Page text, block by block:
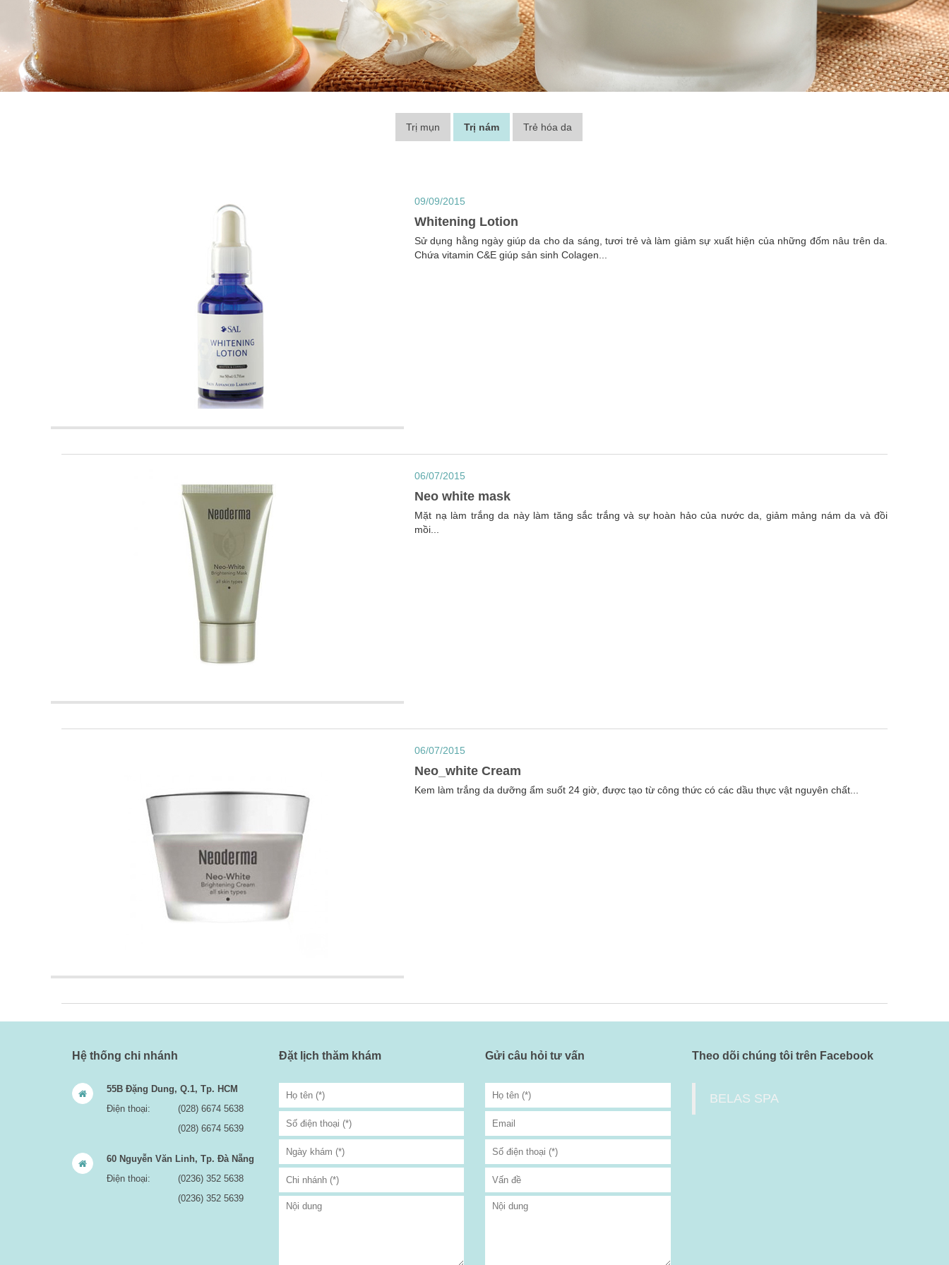
Trị mụn Trị nám Trẻ hóa da
09/09/2015
Whitening Lotion
Sử dụng hằng ngày giúp da cho da sáng, tươi trẻ và làm giảm sự xuất hiện của những đốm nâu trên da.
Chứa vitamin C&E giúp sản sinh Colagen...
06/07/2015
Neo white mask
Mặt nạ làm trắng da này làm tăng sắc trắng và sự hoàn hảo của nước da, giảm mảng nám da và đồi
mồi...
06/07/2015
Neo_white Cream
Kem làm trắng da dưỡng ẩm suốt 24 giờ, được tạo từ công thức có các dầu thực vật nguyên chất...
Hệ thống chi nhánh
55B Đặng Dung, Q.1, Tp. HCM
Điện thoại:
(028) 6674 5638
(028) 6674 5639
60 Nguyễn Văn Linh, Tp. Đà Nẵng
Điện thoại:
(0236) 352 5638
(0236) 352 5639
Đặt lịch thăm khám Gửi câu hỏi tư vấn Theo dõi chúng tôi trên Facebook
BELAS SPA